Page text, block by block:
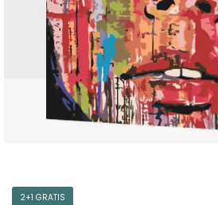
2+1 GRATIS